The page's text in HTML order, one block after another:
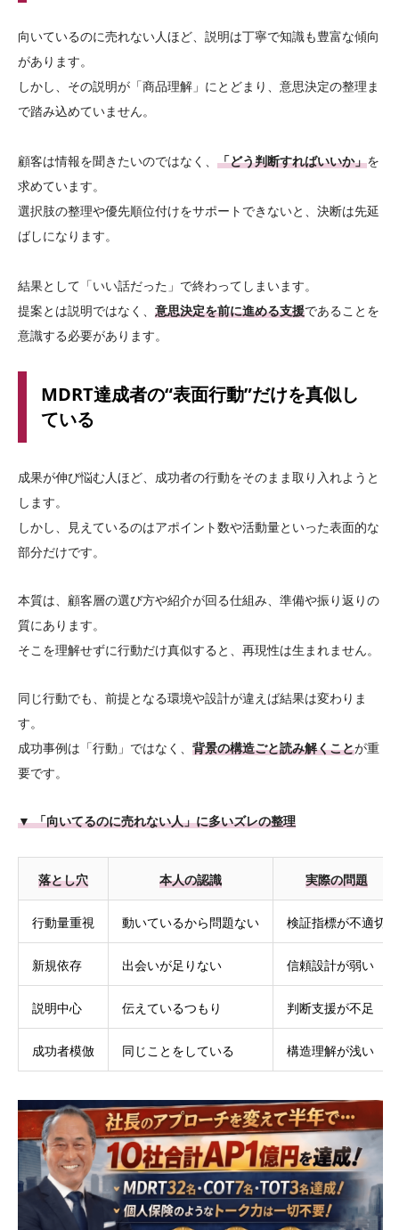
向いているのに売れない人ほど、説明は丁寧で知識も豊富な傾向
があります。
しかし、その説明が「商品理解」にとどまり、意思決定の整理ま
で踏み込めていません。
顧客は情報を聞きたいのではなく、 「どう判断すればいいか」を
求めています。
選択肢の整理や優先順位付けをサポートできないと、決断は先延
ばしになります。
結果として「いい話だった」で終わってしまいます。
提案とは説明ではなく、 意思決定を前に進める支援であることを
意識する必要があります。
MDRT達成者の“表面行動”だけを真似し
ている
成果が伸び悩む人ほど、成功者の行動をそのまま取り入れようと
します。
しかし、見えているのはアポイント数や活動量といった表面的な
部分だけです。
本質は、顧客層の選び方や紹介が回る仕組み、準備や振り返りの
質にあります。
そこを理解せずに行動だけ真似すると、再現性は生まれません。
同じ行動でも、前提となる環境や設計が違えば結果は変わりま
す。
成功事例は「行動」ではなく、 背景の構造ごと読み解くことが重
要です。
▼ 「向いてるのに売れない人」に多いズレの整理
落とし穴 本人の認識 実際の問題
行動量重視 動いているから問題ない 検証指標が不適切
新規依存 出会いが足りない 信頼設計が弱い
説明中心 伝えているつもり 判断支援が不足
成功者模倣 同じことをしている 構造理解が浅い